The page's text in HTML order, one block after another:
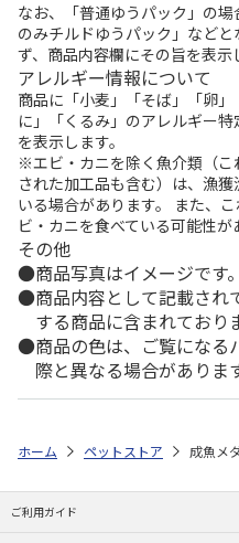
なお、「普通ゆうパック」の
のみチルドゆうパック」など
ず、商品内容欄にその旨を表示
アレルギー情報について
商品に「小麦」「そば」「卵
に」「くるみ」のアレルギー
を表示します。
※エビ・カニを除く魚介類（
された加工品も含む）は、漁
いる場合があります。 また、
ビ・カニを食べている可能性が
その他
商品写真はイメージです。
商品内容として記載され
する商品に含まれており
商品の色は、ご覧になる
際と異なる場合がありま
ホーム ペットストア 成魚メ
ご利用ガイド